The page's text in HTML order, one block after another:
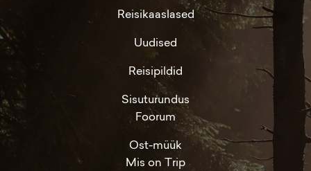
Reisikaaslased
Uudised
Reisipildid
Sisuturundus
Foorum
Ost-müük
Mis on Trip